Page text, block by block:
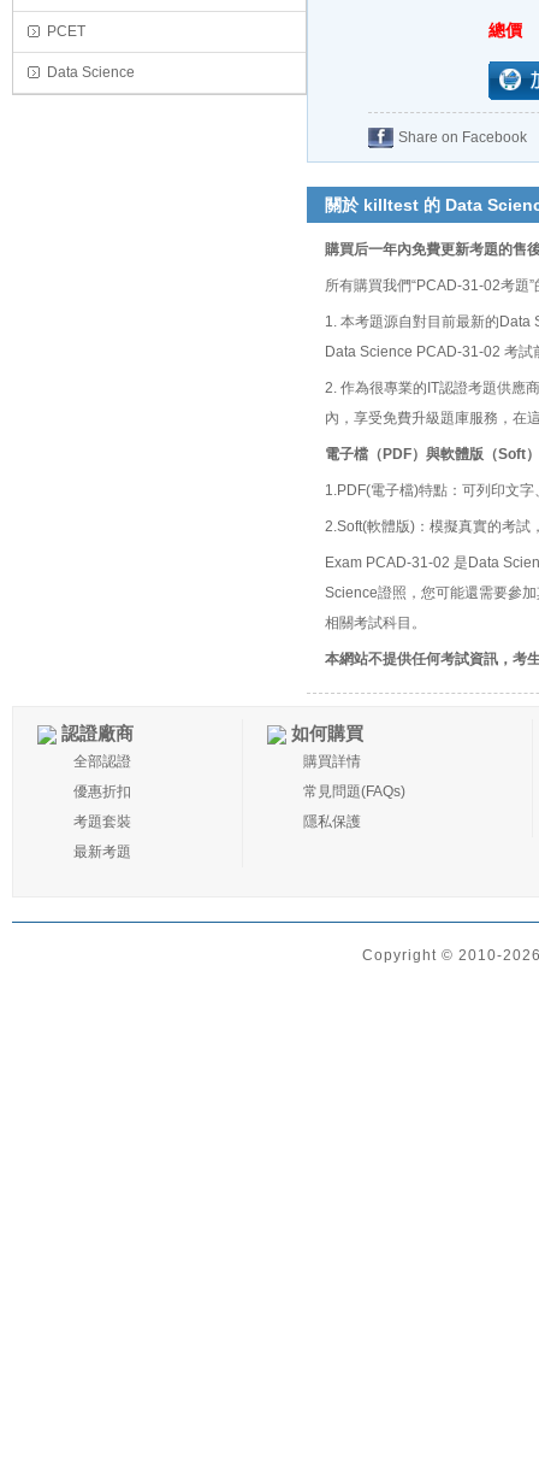
PCET
Data Science
總價
Share on Facebook
關於 killtest 的 Data
購買后一年內免費更新考題的售
所有購買我們“PCAD-31-02考題
1. 本考題源自對目前最新的
Data Science PCAD-31-02 考
2. 作為很專業的IT認證考題供應
內，享受免費升級題庫服務，在
電子檔（PDF）與軟體版（Soft
1.PDF(電子檔)特點：可列印文
2.Soft(軟體版)：模擬真實的考試
Exam PCAD-31-02 是Data
Science證照，您可能還需要參
相關考試科目。
本網站不提供任何考試資訊，考
認證廠商
全部認證
優惠折扣
考題套裝
最新考題
如何購買
購買詳情
常見問題(FAQs)
隱私保護
Copyright © 2010-